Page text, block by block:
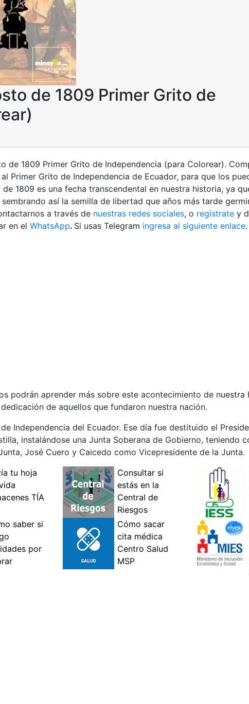
de 1809 Primer Grito de
de 1809 Primer Grito de Independencia (para Colorear).
Primer Grito de Independencia de Ecuador, para que los
1809 es una fecha transcendental en nuestra historia, ya
así la semilla de libertad que años más tarde
a través de nuestras redes sociales, o regístrate y
en el WhatsApp. Si usas Telegram ingresa al siguiente enlace.
podrán aprender más sobre este acontecimiento de nuestra
de aquellos que fundaron nuestra nación.
Independencia del Ecuador. Ese día fue destituido el
instalándose una Junta Soberana de Gobierno, teniendo
José Cuero y Caicedo como Vicepresidente de la Junta.